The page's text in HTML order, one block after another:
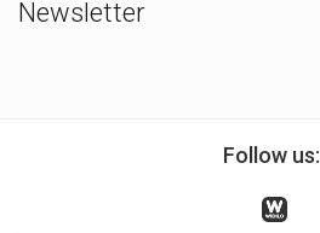
Newsletter
Follow us: